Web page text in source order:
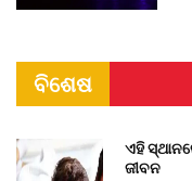
ବିଶେଷ
ଏହି
ଜୀବନ